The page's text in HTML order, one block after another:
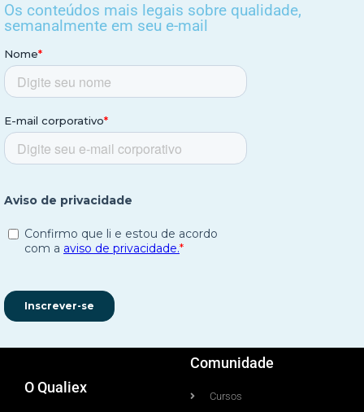
Os conteúdos mais legais sobre qualidade,
semanalmente em seu e-mail
O Qualiex
Comunidade
Cursos